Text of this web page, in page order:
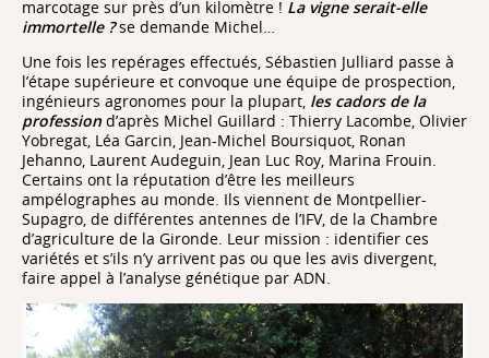
marcotage sur près d’un kilomètre ! La vigne serait-elle
immortelle ?se demande Michel…
Une fois les repérages effectués, Sébastien Julliard passe à
l’étape supérieure et convoque une équipe de prospection,
ingénieurs agronomes pour la plupart, les cadors de la
profession d’après Michel Guillard : Thierry Lacombe, Olivier
Yobregat, Léa Garcin, Jean-Michel Boursiquot, Ronan
Jehanno, Laurent Audeguin, Jean Luc Roy, Marina Frouin.
Certains ont la réputation d’être les meilleurs
ampélographes au monde. Ils viennent de Montpellier-
Supagro, de différentes antennes de l’IFV, de la Chambre
d’agriculture de la Gironde. Leur mission : identifier ces
variétés et s’ils n’y arrivent pas ou que les avis divergent,
faire appel à l’analyse génétique par ADN.